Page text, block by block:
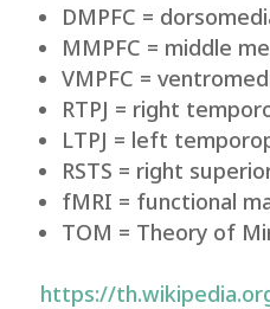
DMPFC =
MMPFC = middle
VMPFC =
RTPJ = right
LTPJ = left
RSTS = right
fMRI = functional
TOM = Theory of
https://